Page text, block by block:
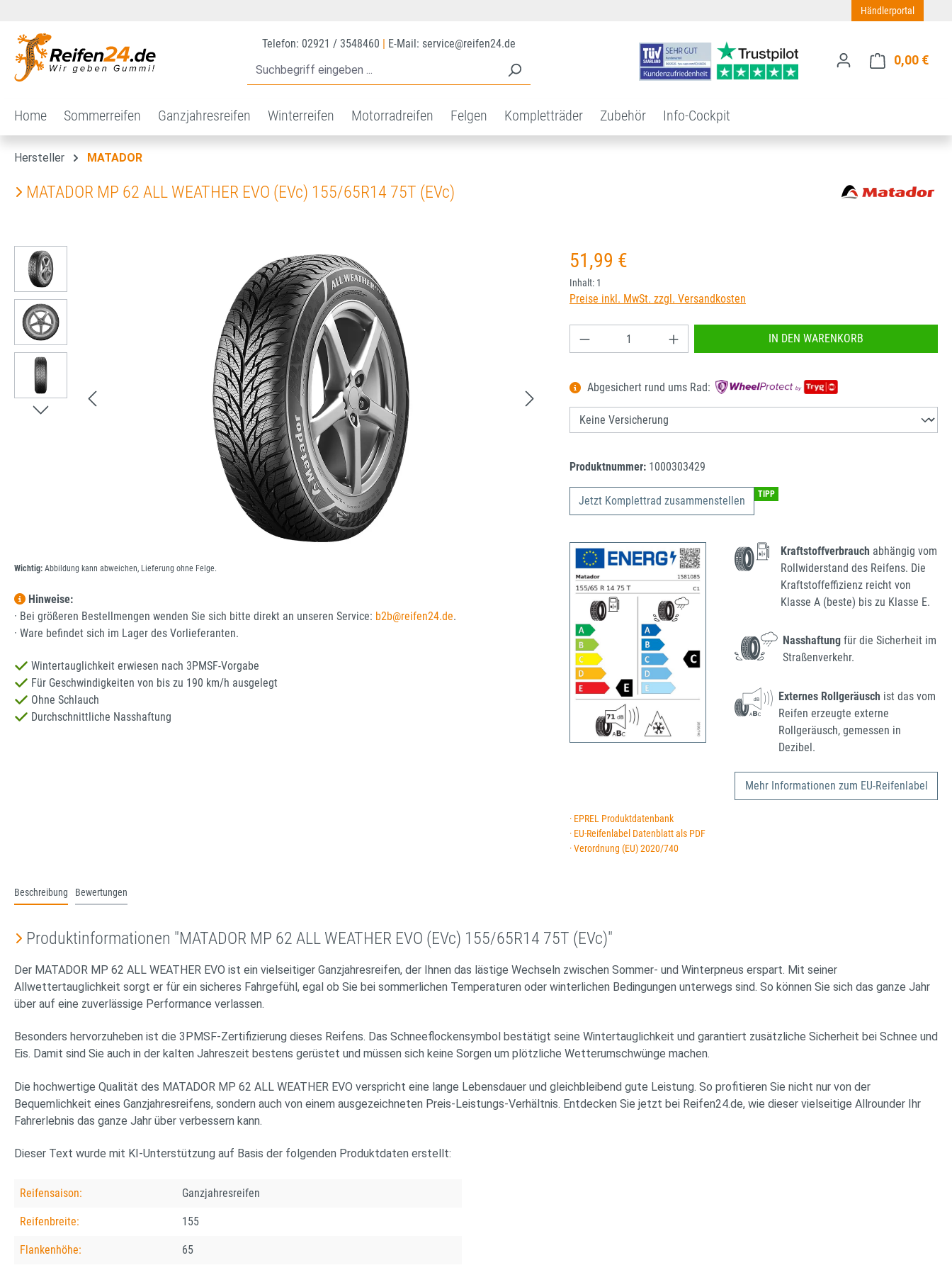
Händlerportal
Telefon: 02921 / 3548460 E-Mail: service@reifen24.de
0,00 €
Home Sommerreifen Ganzjahresreifen Winterreifen Motorradreifen Felgen Kompletträder Zubehör Info-Cockpit
Hersteller MATADOR
MATADOR MP 62 ALL WEATHER EVO (EVc) 155/65R14 75T (EVc)
Bildergalerie überspringen
Wichtig: Abbildung kann abweichen, Lieferung ohne Felge.
Hinweise:
· Bei größeren Bestellmengen wenden Sie sich bitte direkt an unseren Service: b2b@reifen24.de.
· Ware befindet sich im Lager des Vorlieferanten.
Wintertauglichkeit erwiesen nach 3PMSF-Vorgabe
Für Geschwindigkeiten von bis zu 190 km/h ausgelegt
Ohne Schlauch
Durchschnittliche Nasshaftung
Regulärer Preis:
51,99 €
Inhalt: 1
Preise inkl. MwSt. zzgl. Versandkosten
Produkt Anzahl: Gib den gewünschten Wert ein oder
IN DEN WARENKORB
Abgesichert rund ums Rad:
Produktnummer: 1000303429
Jetzt Komplettrad zusammenstellen TIPP
Kraftstoffverbrauch abhängig vom
Rollwiderstand des Reifens. Die
Kraftstoffeffizienz reicht von
Klasse A (beste) bis zu Klasse E.
Nasshaftung für die Sicherheit im
Straßenverkehr.
Externes Rollgeräusch ist das vom
Reifen erzeugte externe
Rollgeräusch, gemessen in
Dezibel.
Mehr Informationen zum EU-Reifenlabel
· EPREL Produktdatenbank
· EU-Reifenlabel Datenblatt als PDF
· Verordnung (EU) 2020/740
Beschreibung Bewertungen
Produktinformationen "MATADOR MP 62 ALL WEATHER EVO (EVc) 155/65R14 75T (EVc)"
Der MATADOR MP 62 ALL WEATHER EVO ist ein vielseitiger Ganzjahresreifen, der Ihnen das lästige Wechseln zwischen Sommer- und Winterpneus erspart. Mit seiner
Allwettertauglichkeit sorgt er für ein sicheres Fahrgefühl, egal ob Sie bei sommerlichen Temperaturen oder winterlichen Bedingungen unterwegs sind. So können Sie sich das ganze Jahr
über auf eine zuverlässige Performance verlassen.
Besonders hervorzuheben ist die 3PMSF-Zertifizierung dieses Reifens. Das Schneeflockensymbol bestätigt seine Wintertauglichkeit und garantiert zusätzliche Sicherheit bei Schnee und
Eis. Damit sind Sie auch in der kalten Jahreszeit bestens gerüstet und müssen sich keine Sorgen um plötzliche Wetterumschwünge machen.
Die hochwertige Qualität des MATADOR MP 62 ALL WEATHER EVO verspricht eine lange Lebensdauer und gleichbleibend gute Leistung. So profitieren Sie nicht nur von der
Bequemlichkeit eines Ganzjahresreifens, sondern auch von einem ausgezeichneten Preis-Leistungs-Verhältnis. Entdecken Sie jetzt bei Reifen24.de, wie dieser vielseitige Allrounder Ihr
Fahrerlebnis das ganze Jahr über verbessern kann.
Dieser Text wurde mit KI-Unterstützung auf Basis der folgenden Produktdaten erstellt:
Reifensaison: Ganzjahresreifen
Reifenbreite: 155
Flankenhöhe: 65